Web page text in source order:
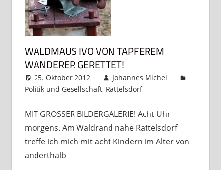
WALDMAUS IVO VON TAPFEREM
WANDERER GERETTET!
25. Oktober 2012
Johannes Michel
Politik und Gesellschaft, Rattelsdorf
MIT GROSSER BILDERGALERIE! Acht Uhr
morgens. Am Waldrand nahe Rattelsdorf
treffe ich mich mit acht Kindern im Alter von
anderthalb